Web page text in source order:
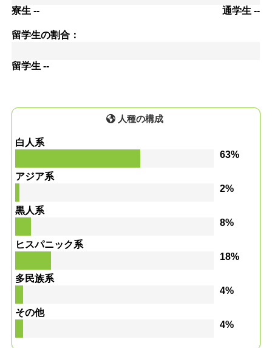
寮生 -- 通学生 --
留学生の割合：
留学生 --
人種の構成
白人系
63%
アジア系
2%
黒人系
8%
ヒスパニック系
18%
多民族系
4%
その他
4%